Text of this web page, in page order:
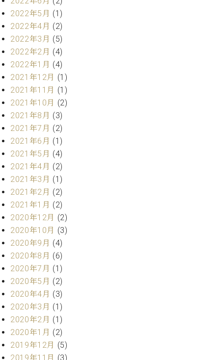
シ
ュ
イ
ン
レ
ジ
デ
ン
ス
ア
ッ
プ
ラ
イ
ピ
ア
ノ
C.
ベ
ヒ
シ
ュ
タ
イ
ン
ア
カ
デ
ミ
空き
状況
動
画
録
サ
ー
ビ
ス
教
室
ピ
ア
ノ
コ
ン
シ
ェ
ル
ア
ク
セ
ス
セン
ム東
京の
ご案
2022年5月 (1)
2022年4月 (2)
2022年3月 (5)
2022年2月 (4)
2022年1月 (4)
2021年12月 (1)
2021年11月 (1)
2021年10月 (2)
2021年8月 (3)
2021年7月 (2)
2021年6月 (1)
2021年5月 (4)
2021年4月 (2)
2021年3月 (1)
2021年2月 (2)
2021年1月 (2)
2020年12月 (2)
2020年10月 (3)
2020年9月 (4)
2020年8月 (6)
2020年7月 (1)
2020年5月 (2)
2020年4月 (3)
2020年3月 (1)
2020年2月 (1)
2020年1月 (2)
2019年12月 (5)
2019年11月 (3)